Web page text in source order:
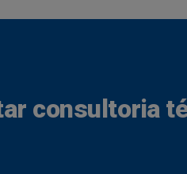
consultoria